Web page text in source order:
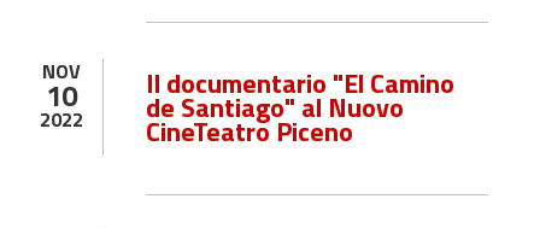
NOV
10
2022
Il documentario "El Camino
de Santiago" al Nuovo
CineTeatro Piceno